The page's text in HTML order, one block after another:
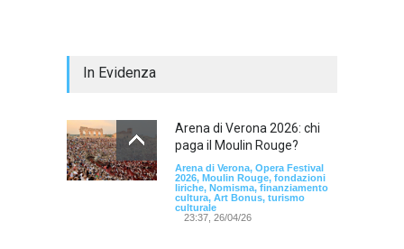
In Evidenza
Arena di Verona 2026: chi
paga il Moulin Rouge?
Arena di Verona, Opera Festival
2026, Moulin Rouge, fondazioni
liriche, Nomisma, finanziamento
cultura, Art Bonus, turismo
culturale
23:37, 26/04/26